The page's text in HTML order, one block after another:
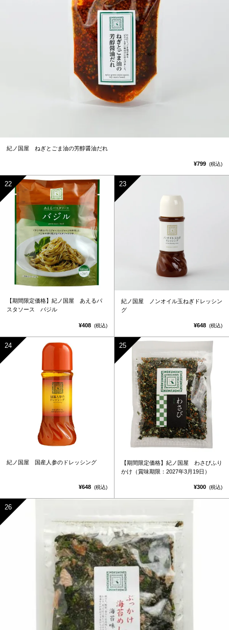
紀ノ国屋 ねぎとごま油の芳醇醤油だれ
¥799 (税込)
【期間限定価格】紀ノ国屋 あえるパ
スタソース バジル
¥408 (税込)
紀ノ国屋 ノンオイル玉ねぎドレッシン
グ
¥648 (税込)
紀ノ国屋 国産人参のドレッシング
¥648 (税込)
【期間限定価格】紀ノ国屋 わさびふり
かけ（賞味期限：2027年3月19日）
¥300 (税込)